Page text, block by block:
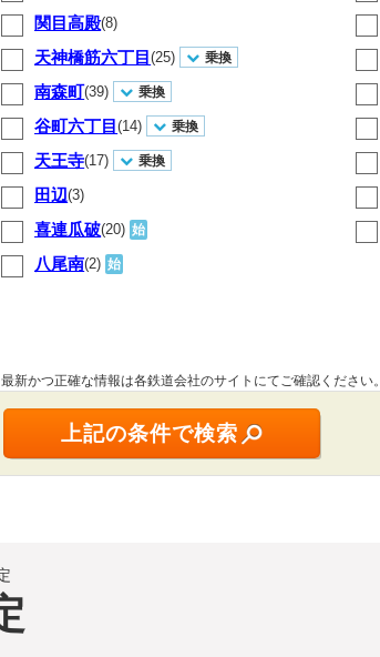
関目高殿(8)
天神橋筋六丁目(25) 乗換
南森町(39) 乗換
谷町六丁目(14) 乗換
天王寺(17) 乗換
田辺(3)
喜連瓜破(20) 始
八尾南(2) 始
かつ正確な情報は各鉄道会社のサイトにてご確認ください。